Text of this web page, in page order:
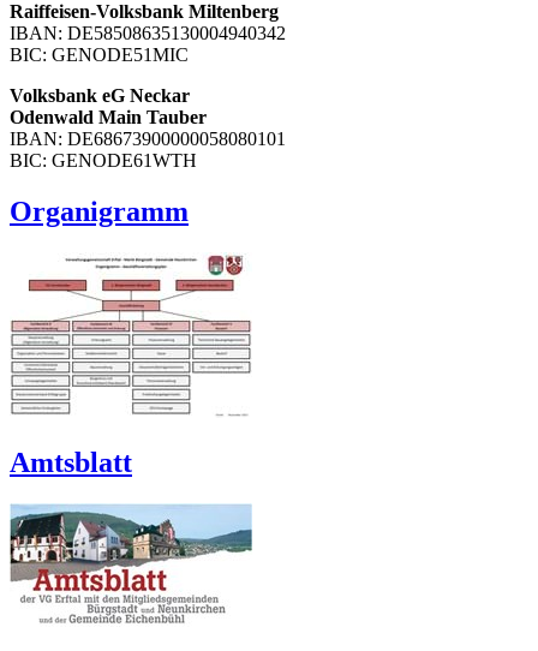
Raiffeisen-Volksbank Miltenberg
IBAN: DE58508635130004940342
BIC: GENODE51MIC
Volksbank eG Neckar
Odenwald Main Tauber
IBAN: DE68673900000058080101
BIC: GENODE61WTH
Organigramm
Amtsblatt